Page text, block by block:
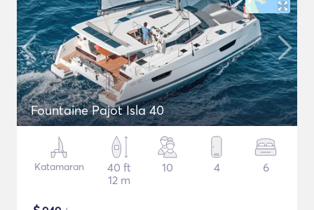
Fountaine Pajot Isla 40
Katamaran
40 ft
12 m
10 4 6